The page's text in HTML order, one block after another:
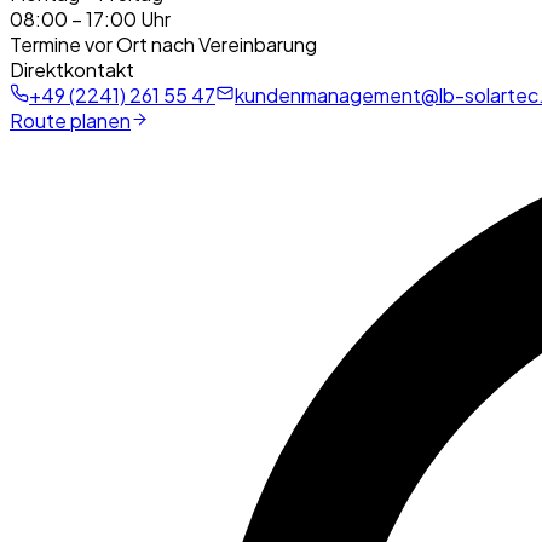
08:00 – 17:00 Uhr
Termine vor Ort nach Vereinbarung
Direktkontakt
+49 (2241) 261 55 47
kundenmanagement@lb-
Route planen